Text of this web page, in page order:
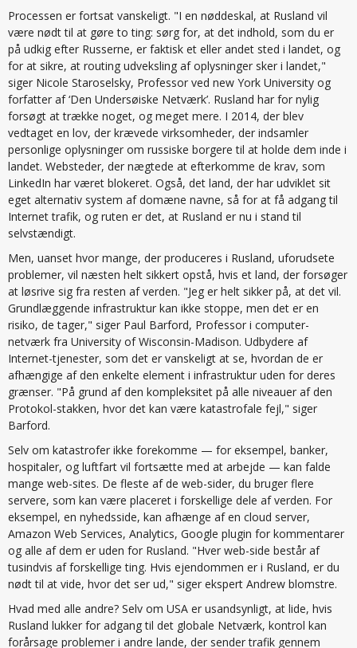
Processen er fortsat vanskeligt. "I en nøddeskal, at Rusland vil
være nødt til at gøre to ting: sørg for, at det indhold, som du er
på udkig efter Russerne, er faktisk et eller andet sted i landet, og
for at sikre, at routing udveksling af oplysninger sker i landet,"
siger Nicole Staroselsky, Professor ved new York University og
forfatter af ‘Den Undersøiske Netværk’. Rusland har for nylig
forsøgt at trække noget, og meget mere. I 2014, der blev
vedtaget en lov, der krævede virksomheder, der indsamler
personlige oplysninger om russiske borgere til at holde dem inde i
landet. Websteder, der nægtede at efterkomme de krav, som
LinkedIn har været blokeret. Også, det land, der har udviklet sit
eget alternativ system af domæne navne, så for at få adgang til
Internet trafik, og ruten er det, at Rusland er nu i stand til
selvstændigt.
Men, uanset hvor mange, der produceres i Rusland, uforudsete
problemer, vil næsten helt sikkert opstå, hvis et land, der forsøger
at løsrive sig fra resten af verden. "Jeg er helt sikker på, at det vil.
Grundlæggende infrastruktur kan ikke stoppe, men det er en
risiko, de tager," siger Paul Barford, Professor i computer-
netværk fra University of Wisconsin-Madison. Udbydere af
Internet-tjenester, som det er vanskeligt at se, hvordan de er
afhængige af den enkelte element i infrastruktur uden for deres
grænser. "På grund af den kompleksitet på alle niveauer af den
Protokol-stakken, hvor det kan være katastrofale fejl," siger
Barford.
Selv om katastrofer ikke forekomme — for eksempel, banker,
hospitaler, og luftfart vil fortsætte med at arbejde — kan falde
mange web-sites. De fleste af de web-sider, du bruger flere
servere, som kan være placeret i forskellige dele af verden. For
eksempel, en nyhedsside, kan afhænge af en cloud server,
Amazon Web Services, Analytics, Google plugin for kommentarer
og alle af dem er uden for Rusland. "Hver web-side består af
tusindvis af forskellige ting. Hvis ejendommen er i Rusland, er du
nødt til at vide, hvor det ser ud," siger ekspert Andrew blomstre.
Hvad med alle andre? Selv om USA er usandsynligt, at lide, hvis
Rusland lukker for adgang til det globale Netværk, kontrol kan
forårsage problemer i andre lande, der sender trafik gennem